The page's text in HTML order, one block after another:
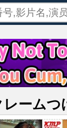
ーム